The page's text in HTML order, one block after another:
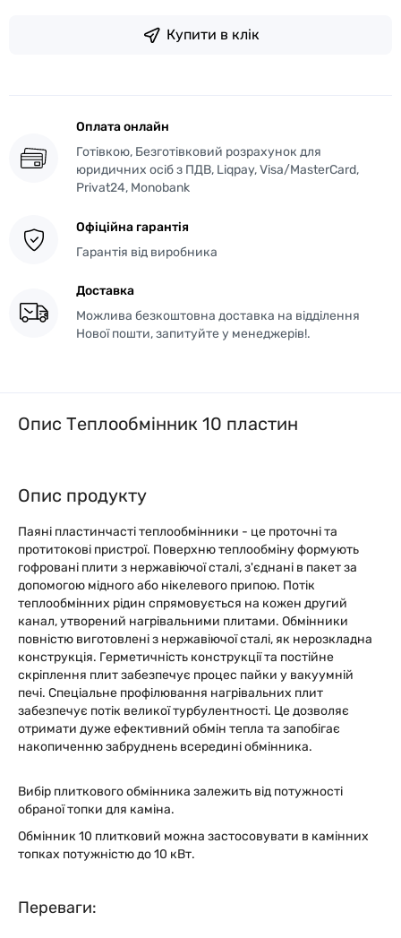
Купити в клік
Оплата онлайн
Готівкою, Безготівковий розрахунок для
юридичних осіб з ПДВ, Liqpay, Visa/MasterCard,
Privat24, Monobank
Офіційна гарантія
Гарантія від виробника
Доставка
Можлива безкоштовна доставка на відділення
Нової пошти, запитуйте у менеджерів!.
Опис Теплообмінник 10 пластин
Опис продукту
Паяні пластинчасті теплообмінники - це проточні та
протитокові пристрої. Поверхню теплообміну формують
гофровані плити з нержавіючої сталі, з'єднані в пакет за
допомогою мідного або нікелевого припою. Потік
теплообмінних рідин спрямовується на кожен другий
канал, утворений нагрівальними плитами. Обмінники
повністю виготовлені з нержавіючої сталі, як нерозкладна
конструкція. Герметичність конструкції та постійне
скріплення плит забезпечує процес пайки у вакуумній
печі. Спеціальне профілювання нагрівальних плит
забезпечує потік великої турбулентності. Це дозволяє
отримати дуже ефективний обмін тепла та запобігає
накопиченню забруднень всередині обмінника.
Вибір плиткового обмінника залежить від потужності
обраної топки для каміна.
Обмінник 10 плитковий можна застосовувати в камінних
топках потужністю до 10 кВт.
Переваги: